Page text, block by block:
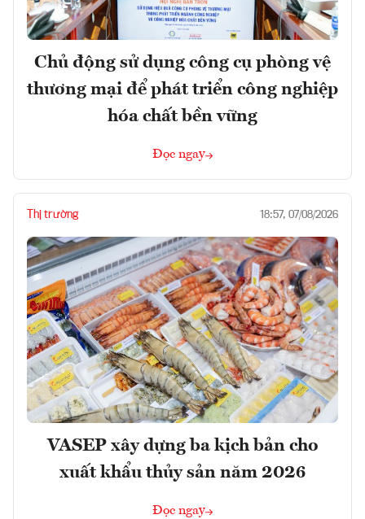
Chủ động sử dụng công cụ phòng vệ
thương mại để phát triển công nghiệp
hóa chất bền vững
Đọc ngay
Thị trường 18:57, 07/08/2026
VASEP xây dựng ba kịch bản cho
xuất khẩu thủy sản năm 2026
Đọc ngay